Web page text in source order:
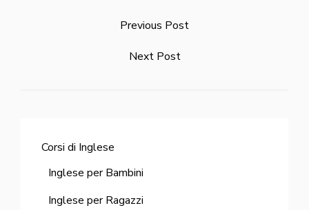
Previous Post
Next Post
Corsi di Inglese
Inglese per Bambini
Inglese per Ragazzi